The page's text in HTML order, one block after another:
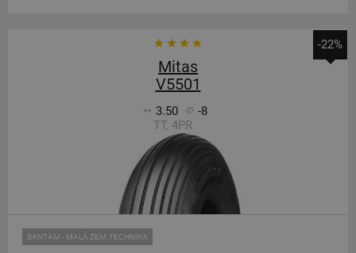
-22%
Mitas
V5501
3.50
-8
TT, 4PR
BANTAM - MALÁ ZEM.TECHNIKA